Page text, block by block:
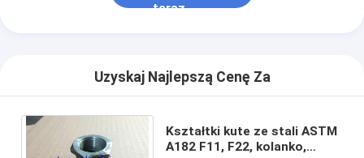
teraz
Uzyskaj Najlepszą Cenę Za
Kształtki kute ze stali ASTM
A182 F11, F22, kolanko,